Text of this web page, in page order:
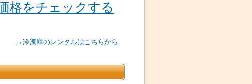
格をチェックする
→冷凍庫のレンタルはこちらから